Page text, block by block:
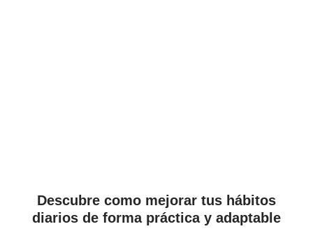
Descubre como mejorar tus hábitos
diarios de forma práctica y adaptable